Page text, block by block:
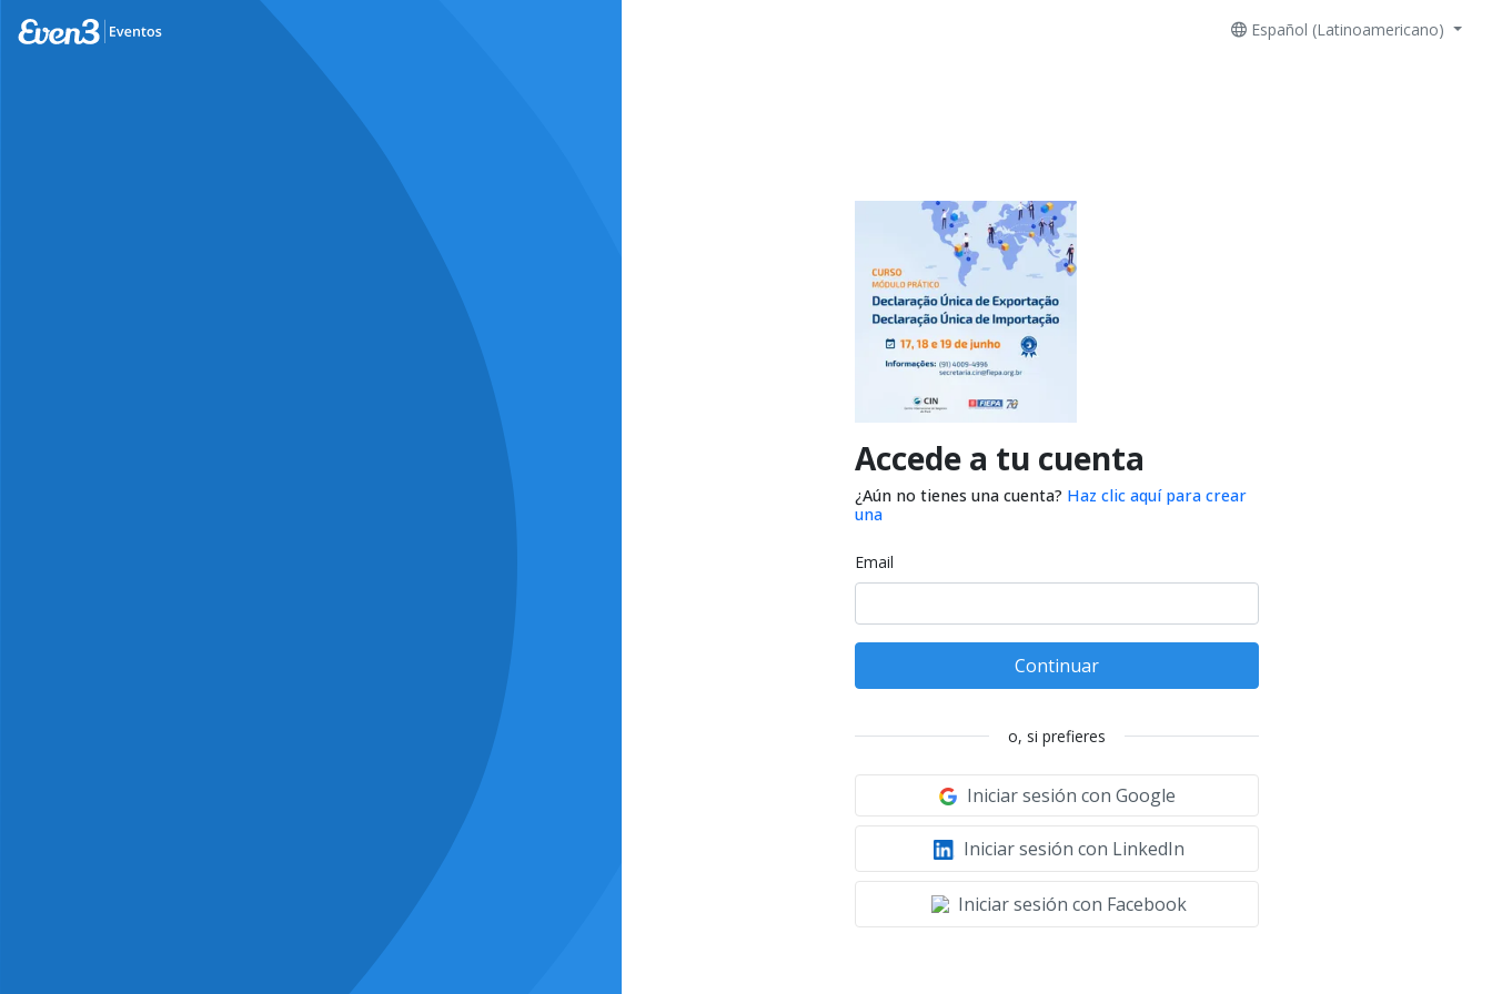
Español (Latinoamericano)
Accede a tu cuenta
¿Aún no tienes una cuenta? Haz clic aquí para crear
una
Email
Continuar
o, si prefieres
Iniciar sesión con Google
Iniciar sesión con LinkedIn
Iniciar sesión con Facebook